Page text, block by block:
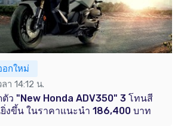
อกใหม่
า 14:12 น.
ตัว "New Honda ADV350" 3 โทนสี
งขึ้น ในราคาแนะนำ 186,400 บาท